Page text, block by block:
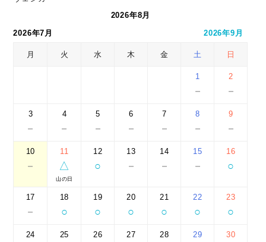
2026年8月
2026年7月
2026年9月
月 火 水 木 金 土 日
1
－
2
－
3
－
4
－
5
－
6
－
7
－
8
－
9
－
10
－
11
△
山の日
12
○
13
－
14
－
15
－
16
○
17
－
18
○
19
○
20
○
21
○
22
○
23
○
24 25 26 27 28 29 30